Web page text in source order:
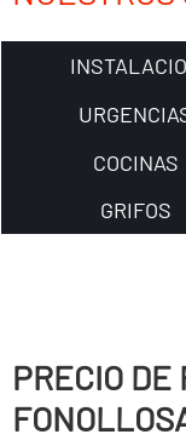
COCINAS
GRIFOS
PRECIO DE